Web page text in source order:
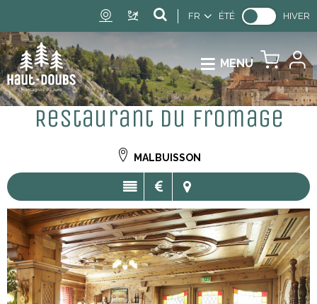
FR ÉTÉ HIVER
MENU
Restaurant du Fromage
MALBUISSON